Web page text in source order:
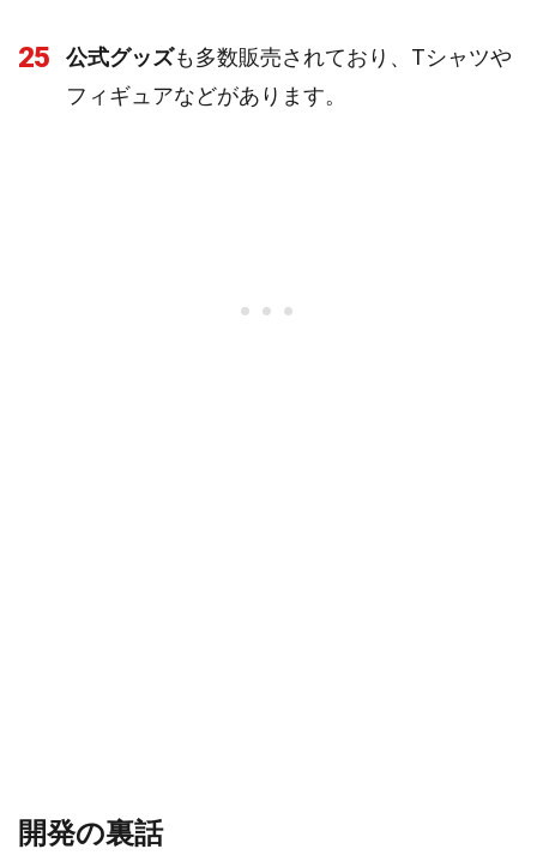
25 公式グッズも多数販売されており、Tシャツや
フィギュアなどがあります。
開発の裏話